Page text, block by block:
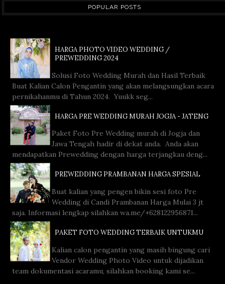
POPULAR POSTS
HARGA PHOTO VIDEO WEDDING /
PREWEDDING 2024
Solusi Foto Wedding Murah dan Hasil Terbaik
Buat Kalian Calon Pengantin yang akan melangsungkan acara
pernikahanmu di Tahun 2024. Yuukk seg...
HARGA PRE WEDDING MURAH JOGJA - JATENG
Paket Foto Pre Wedding murah di Jogja dan
Jawa Tengah hadir di dekat anda. Anda akan
mendapatkan Prewedding dengan harga terjangkau deng...
PREWEDDING PRAMBANAN HARGA SPESIAL
Buat kalian yang pengen bikin sesi foto Pre
Wedding di Candi Prambanan Harga Mulai 3 jt
saja. Informasi lengkap silahkan wa.me/+628122956871...
PAKET FOTO WEDDING TERBAIK UNTUKMU
Kalian calon pengantin yang masih bingung cari
Vendor Wedding Photo Video untuk dijadikan
team dokumentasi acaramu, silahkan booking kami se...